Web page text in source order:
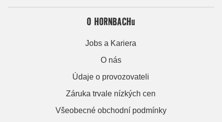
O HORNBACHu
Jobs a Kariera
O nás
Údaje o provozovateli
Záruka trvale nízkých cen
Všeobecné obchodní podmínky